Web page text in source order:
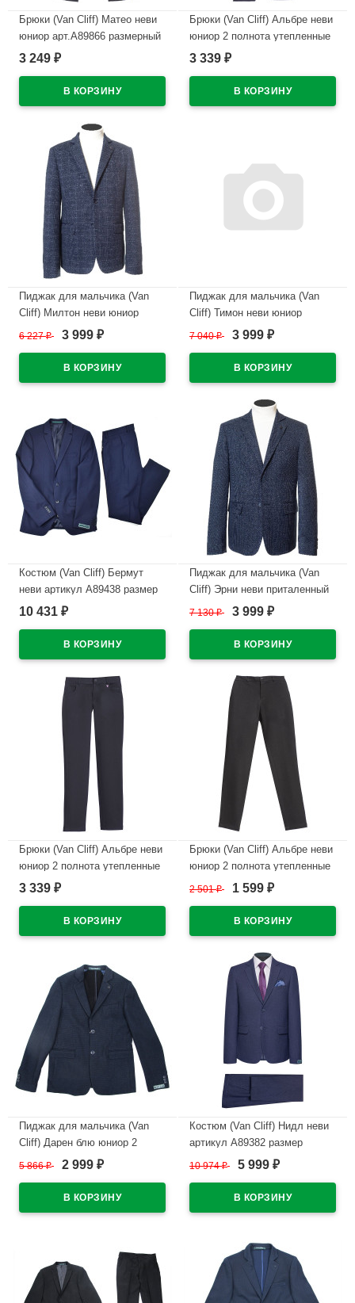
Брюки (Van Cliff) Матео неви
юниор арт.А89866 размерный
ряд 30/128-42/170 цвет темно-
3 249 ₽
Брюки (Van Cliff) Альбре неви
юниор 2 полнота утепленные
арт.A89540 размер 32/128-
3 339 ₽
Пиджак для мальчика (Van
Cliff) Милтон неви юниор
приталенный силуэт
42/170 цвет темно-синий
6 227₽ 3 999 ₽
Пиджак для мальчика (Van
Cliff) Тимон неви юниор
приталенный силуэт
42/158 цвет темно-синий
7 040₽ 3 999 ₽
Костюм (Van Cliff) Бермут
неви артикул А89438 размер
46/176-48/182 цвет синий
10 431 ₽
Пиджак для мальчика (Van
Cliff) Эрни неви приталенный
силуэт арт.А91053 р.42/158
7 130₽ 3 999 ₽
Брюки (Van Cliff) Альбре неви
юниор 2 полнота утепленные
арт.A89540 размер 32/128-
3 339 ₽
Брюки (Van Cliff) Альбре неви
юниор 2 полнота утепленные
арт.A89710 размер 30/128-
2 501₽ 1 599 ₽
Пиджак для мальчика (Van
Cliff) Дарен блю юниор 2
полнота арт.А89817 размер
5 866₽ 2 999 ₽
Костюм (Van Cliff) Нидл неви
артикул А89382 размер
46/176-48/182 цвет синий
10 974₽ 5 999 ₽